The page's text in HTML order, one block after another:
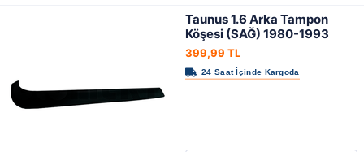
Taunus 1.6 Arka Tampon
Köşesi (SAĞ) 1980-1993
399,99 TL